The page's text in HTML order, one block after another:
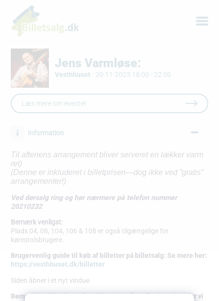
Jens Varmløse:
Vesthhuset · 20-11-2025 18:00 - 22:00
Læs mere om eventet
Information
Til aftenens arrangement bliver serveret en lækker varm
ret)
(Denne er inkluderet i billetprisen—dog ikke ved ”gratis”
arrangementer!)
Ved dørsalg ring og hør nærmere på telefon nummer
20210232
Bemærk venligst:
Plads 04, 08, 104, 106 & 108 er også tilgængelige for
kørestolsbrugere.
Brugervenlig guide til køb af billetter på billetsalg: Se mere her:
https://vesthhuset.dk/billetter
Siden åbner i et nyt vindue.
Bemærk, ved bankoverførsel kan der gå op til 3 hverdage før vi